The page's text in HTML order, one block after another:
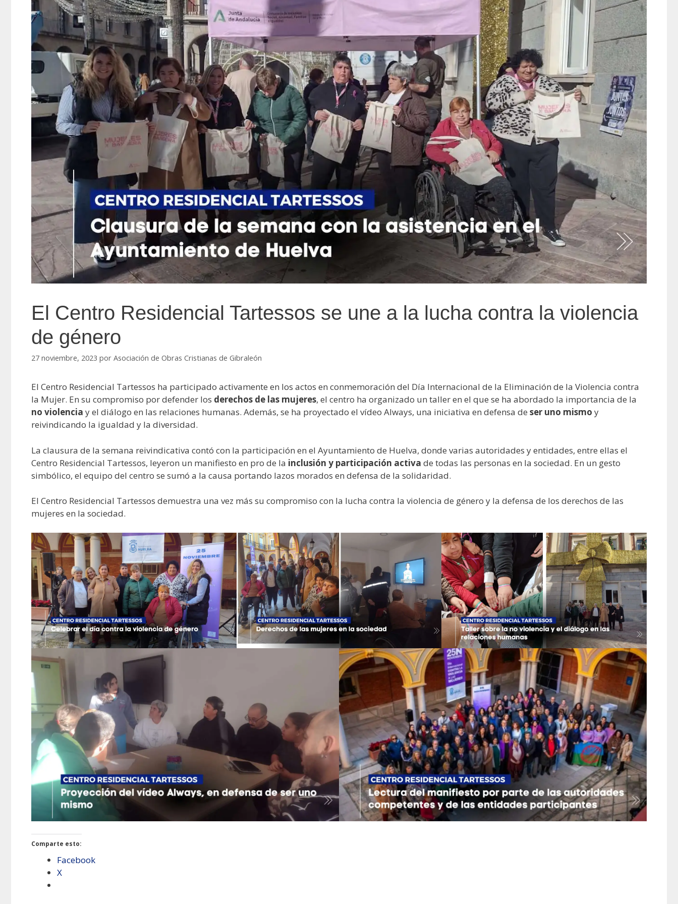
El Centro Residencial Tartessos se une a la lucha contra la violencia
de género
27 noviembre, 2023 por Asociación de Obras Cristianas de Gibraleón
El Centro Residencial Tartessos ha participado activamente en los actos en conmemoración del Día Internacional de la Eliminación de la Violencia contra
la Mujer. En su compromiso por defender los derechos de las mujeres, el centro ha organizado un taller en el que se ha abordado la importancia de la
no violencia y el diálogo en las relaciones humanas. Además, se ha proyectado el vídeo Always, una iniciativa en defensa de ser uno mismo y
reivindicando la igualdad y la diversidad.
La clausura de la semana reivindicativa contó con la participación en el Ayuntamiento de Huelva, donde varias autoridades y entidades, entre ellas el
Centro Residencial Tartessos, leyeron un manifiesto en pro de la inclusión y participación activa de todas las personas en la sociedad. En un gesto
simbólico, el equipo del centro se sumó a la causa portando lazos morados en defensa de la solidaridad.
El Centro Residencial Tartessos demuestra una vez más su compromiso con la lucha contra la violencia de género y la defensa de los derechos de las
mujeres en la sociedad.
Comparte esto:
Facebook
X